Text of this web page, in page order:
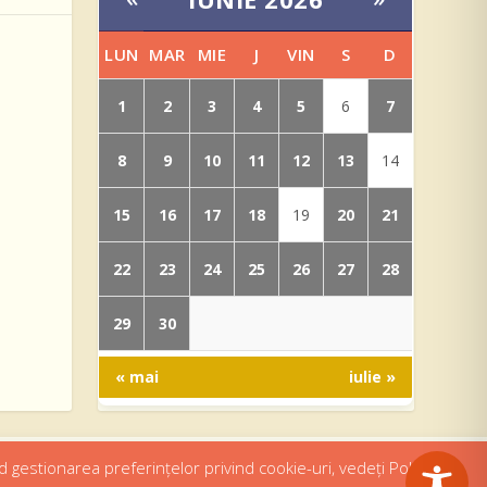
LUN MAR MIE J VIN S D
1 2 3 4 5 6 7
8 9 10 11 12 13 14
15 16 17 18 19 20 21
22 23 24 25 26 27 28
29 30
« mai iulie »
preferințelor privind cookie-uri, vedeți Politica de